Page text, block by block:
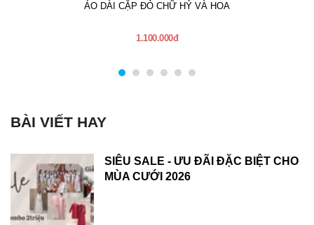
ÁO DÀI CẶP ĐỎ CHỮ HỶ VÀ HOA
1.100.000đ
BÀI VIẾT HAY
SIÊU SALE - ƯU ĐÃI ĐẶC BIỆT CHO
MÙA CƯỚI 2026